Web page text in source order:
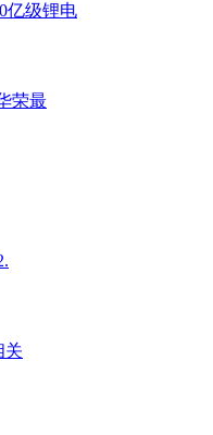
亿级锂电
荣最
关